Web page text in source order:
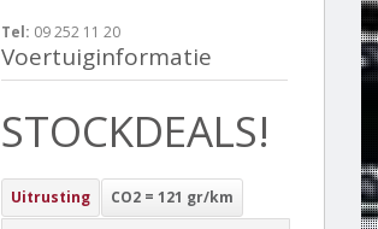
Tel: 09 252 11 20
Voertuiginformatie
STOCKDEALS!
Uitrusting CO2 = 121 gr/km